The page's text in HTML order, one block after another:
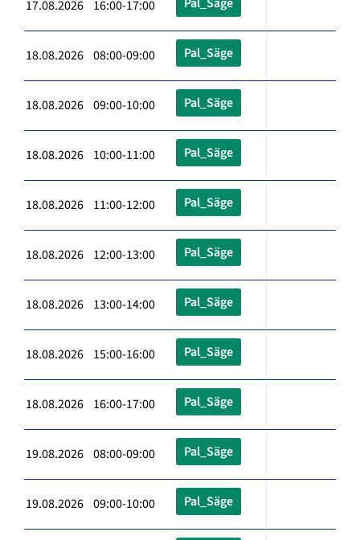
17.08.2026 16:00-17:00
18.08.2026 08:00-09:00 Pal_Säge
18.08.2026 09:00-10:00 Pal_Säge
18.08.2026 10:00-11:00 Pal_Säge
18.08.2026 11:00-12:00 Pal_Säge
18.08.2026 12:00-13:00 Pal_Säge
18.08.2026 13:00-14:00 Pal_Säge
18.08.2026 15:00-16:00 Pal_Säge
18.08.2026 16:00-17:00 Pal_Säge
19.08.2026 08:00-09:00 Pal_Säge
19.08.2026 09:00-10:00 Pal_Säge